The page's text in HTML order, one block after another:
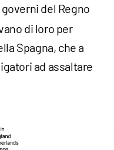
governi del Regno
di loro per
Spagna, che a
ad assaltare